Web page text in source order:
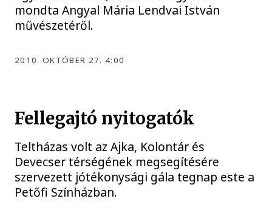
mondta Angyal Mária Lendvai István
művészetéről.
2010. OKTÓBER 27. 4:00
Fellegajtó nyitogatók
Teltházas volt az Ajka, Kolontár és
Devecser térségének megsegítésére
szervezett jótékonysági gála tegnap este a
Petőfi Színházban.